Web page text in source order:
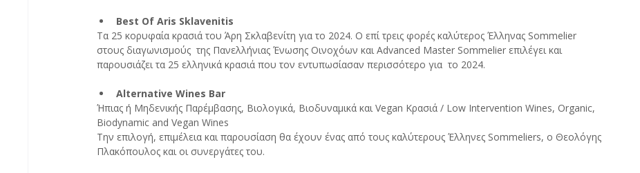
Best Of Aris Sklavenitis
Τα 25 κορυφαία κρασιά του Άρη Σκλαβενίτη για το 2024. Ο επί τρεις φορές καλύτερος Έλληνας Sommelier
στους διαγωνισμούς  της Πανελλήνιας Ένωσης Οινοχόων και Advanced Master Sommelier επιλέγει και
παρουσιάζει τα 25 ελληνικά κρασιά που τον εντυπωσίασαν περισσότερο για  το 2024.
Alternative Wines Bar
Ήπιας ή Μηδενικής Παρέμβασης, Βιολογικά, Βιοδυναμικά και Vegan Κρασιά / Low Intervention Wines, Organic,
Biodynamic and Vegan Wines
Την επιλογή, επιμέλεια και παρουσίαση θα έχουν ένας από τους καλύτερους Έλληνες Sommeliers, ο Θεολόγης
Πλακόπουλος και οι συνεργάτες του.